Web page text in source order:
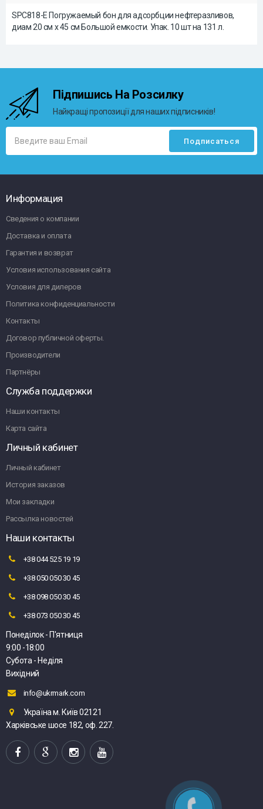
SPC818-E Погружаемый бон для адсорбции нефтеразливов,
диам 20 см x 45 см Большой емкости. Упак. 10 шт на 131 л.
Підпишись На Розсилку
Найкращі пропозиції для наших підписників!
Информация
Сведения о компании
Доставка и оплата
Гарантия и возврат
Условия использования сайта
Условия для дилеров
Политика конфиденциальности
Контакты
Договор публичной оферты.
Производители
Партнёры
Служба поддержки
Наши контакты
Карта сайта
Личный кабинет
Личный кабинет
История заказов
Мои закладки
Рассылка новостей
Наши контакты
+38 044 525 19 19
+38 050 050 30 45
+38 098 050 30 45
+38 073 050 30 45
Понеділок - П'ятниця
9:00 -18:00
Субота - Неділя
Вихідний
info@ukrmark.com
Україна м. Київ 02121
Харківське шосе 182, оф. 227.